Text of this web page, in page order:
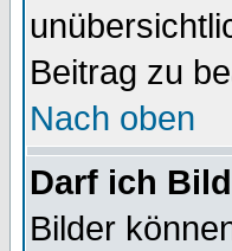
Beitrag zu
Nach oben
Darf ich
Bilder